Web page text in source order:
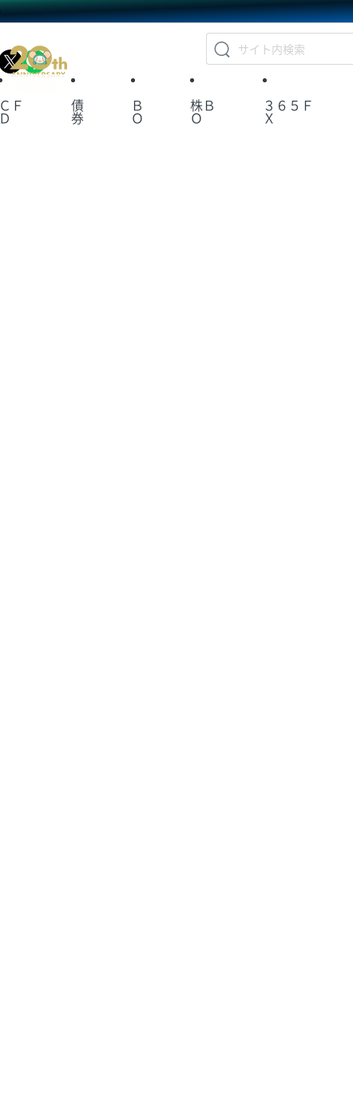
X
ＣＦ
Ｄ
債
券
Ｂ
Ｏ
株Ｂ
Ｏ
３６５Ｆ
Ｘ